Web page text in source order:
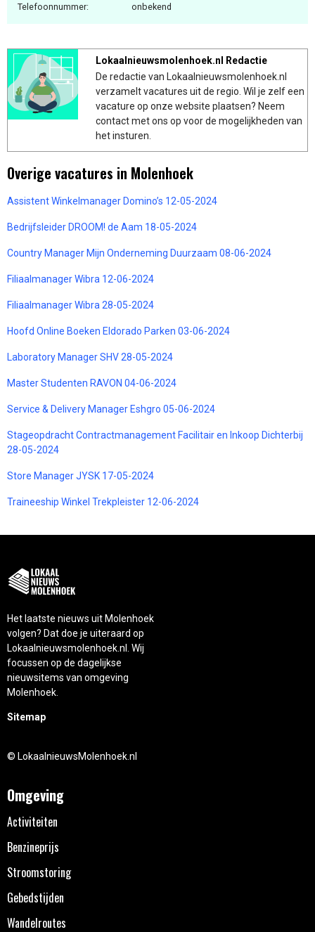
Telefoonnummer: onbekend
Lokaalnieuwsmolenhoek.nl Redactie
De redactie van Lokaalnieuwsmolenhoek.nl
verzamelt vacatures uit de regio. Wil je zelf een
vacature op onze website plaatsen? Neem
contact met ons op voor de mogelijkheden van
het insturen.
Overige vacatures in Molenhoek
Assistent Winkelmanager Domino’s 12-05-2024
Bedrijfsleider DROOM! de Aam 18-05-2024
Country Manager Mijn Onderneming Duurzaam 08-06-2024
Filiaalmanager Wibra 12-06-2024
Filiaalmanager Wibra 28-05-2024
Hoofd Online Boeken Eldorado Parken 03-06-2024
Laboratory Manager SHV 28-05-2024
Master Studenten RAVON 04-06-2024
Service & Delivery Manager Eshgro 05-06-2024
Stageopdracht Contractmanagement Facilitair en Inkoop Dichterbij
28-05-2024
Store Manager JYSK 17-05-2024
Traineeship Winkel Trekpleister 12-06-2024
Het laatste nieuws uit Molenhoek
volgen? Dat doe je uiteraard op
Lokaalnieuwsmolenhoek.nl. Wij
focussen op de dagelijkse
nieuwsitems van omgeving
Molenhoek.
Sitemap
© LokaalnieuwsMolenhoek.nl
Omgeving
Activiteiten
Benzineprijs
Stroomstoring
Gebedstijden
Wandelroutes